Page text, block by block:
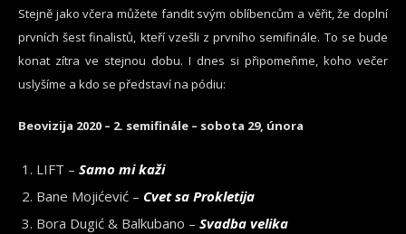
Stejně jako včera můžete fandit svým oblíbencům a věřit, že doplní
prvních šest finalistů, kteří vzešli z prvního semifinále. To se bude
konat zítra ve stejnou dobu. I dnes si připomeňme, koho večer
uslyšíme a kdo se představí na pódiu:
Beovizija 2020 – 2. semifinále – sobota 29, února
LIFT – Samo mi kaži
Bane Mojićević – Cvet sa Prokletija
Bora Dugić & Balkubano – Svadba velika